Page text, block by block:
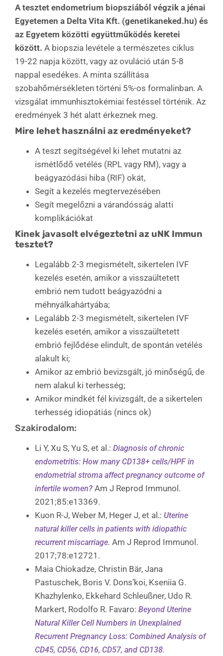
A tesztet endometrium biopsziából végzik a jénai
Egyetemen a Delta Vita Kft. (genetikaneked.hu) és
az Egyetem közötti együttműködés keretei
között. A biopszia levétele a természetes ciklus
19-22 napja között, vagy az ovuláció után 5-8
nappal esedékes. A minta szállítása
szobahőmérsékleten történi 5%-os formalinban. A
vizsgálat immunhisztokémiai festéssel történik. Az
eredmények 3 hét alatt érkeznek meg.
Mire lehet használni az eredményeket?
A teszt segítségével ki lehet mutatni az
ismétlődő vetélés (RPL vagy RM), vagy a
beágyazódási hiba (RIF) okát,
Segít a kezelés megtervezésében
Segít megelőzni a várandósság alatti
komplikációkat
Kinek javasolt elvégeztetni az uNK Immun
tesztet?
Legalább 2-3 megismételt, sikertelen IVF
kezelés esetén, amikor a visszaültetett
embrió nem tudott beágyazódni a
méhnyálkahártyába;
Legalább 2-3 megismételt, sikertelen IVF
kezelés esetén, amikor a visszaültetett
embrió fejlődése elindult, de spontán vetélés
alakult ki;
Amikor az embrió bevizsgált, jó minőségű, de
nem alakul ki terhesség;
Amikor mindkét fél kivizsgált, de a sikertelen
terhesség idiopátiás (nincs ok)
Szakirodalom:
Li Y, Xu S, Yu S, et al.: Diagnosis of chronic
endometritis: How many CD138+ cells/HPF in
endometrial stroma affect pregnancy outcome of
infertile women? Am J Reprod Immunol.
2021;85:e13369.
Kuon R-J, Weber M, Heger J, et al.: Uterine
natural killer cells in patients with idiopathic
recurrent miscarriage. Am J Reprod Immunol.
2017;78:e12721.
Maia Chiokadze, Christin Bär, Jana
Pastuschek, Boris V. Dons’koi, Kseniia G.
Khazhylenko, Ekkehard Schleußner, Udo R.
Markert, Rodolfo R. Favaro: Beyond Uterine
Natural Killer Cell Numbers in Unexplained
Recurrent Pregnancy Loss: Combined Analysis of
CD45, CD56, CD16, CD57, and CD138.